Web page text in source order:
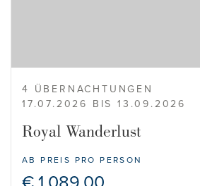
4 ÜBERNACHTUNGEN
17.07.2026 BIS 13.09.2026
Royal Wanderlust
AB PREIS PRO PERSON